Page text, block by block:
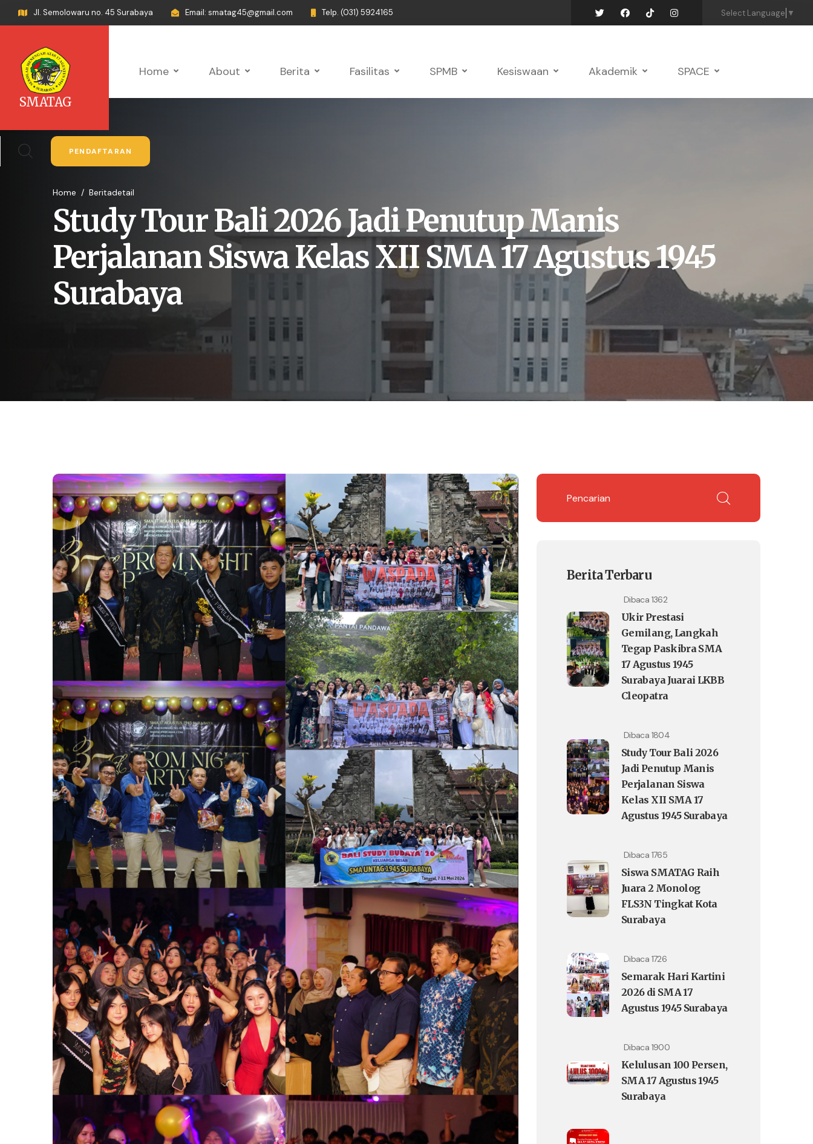
Jl. Semolowaru no. 45 Surabaya Email: smatag45@gmail.com Telp. (031) 5924165 Select Language ▼
SMATAG
Home About Berita Fasilitas SPMB Kesiswaan Akademik SPACE
PENDAFTARAN
Home / Beritadetail
Study Tour Bali 2026 Jadi Penutup Manis
Perjalanan Siswa Kelas XII SMA 17 Agustus 1945
Surabaya
Berita Terbaru
Dibaca 1362
Ukir Prestasi
Gemilang, Langkah
Tegap Paskibra SMA
17 Agustus 1945
Surabaya Juarai LKBB
Cleopatra
Dibaca 1804
Study Tour Bali 2026
Jadi Penutup Manis
Perjalanan Siswa
Kelas XII SMA 17
Agustus 1945 Surabaya
Dibaca 1765
Siswa SMATAG Raih
Juara 2 Monolog
FLS3N Tingkat Kota
Surabaya
Dibaca 1726
Semarak Hari Kartini
2026 di SMA 17
Agustus 1945 Surabaya
Dibaca 1900
Kelulusan 100 Persen,
SMA 17 Agustus 1945
Surabaya